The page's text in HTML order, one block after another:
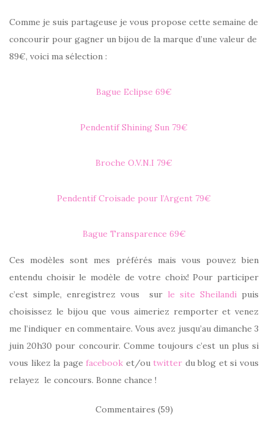
Comme je suis partageuse je vous propose cette semaine de
concourir pour gagner un bijou de la marque d’une valeur de
89€, voici ma sélection :
Bague Eclipse 69€
Pendentif Shining Sun 79€
Broche O.V.N.I 79€
Pendentif Croisade pour l’Argent 79€
Bague Transparence 69€
Ces modèles sont mes préférés mais vous pouvez bien
entendu choisir le modèle de votre choix! Pour participer
c’est simple, enregistrez vous sur le site Sheilandi puis
choisissez le bijou que vous aimeriez remporter et venez
me l’indiquer en commentaire. Vous avez jusqu’au dimanche 3
juin 20h30 pour concourir. Comme toujours c’est un plus si
vous likez la pagefacebook et/outwitter du blog et si vous
relayez le concours. Bonne chance !
Commentaires (59)